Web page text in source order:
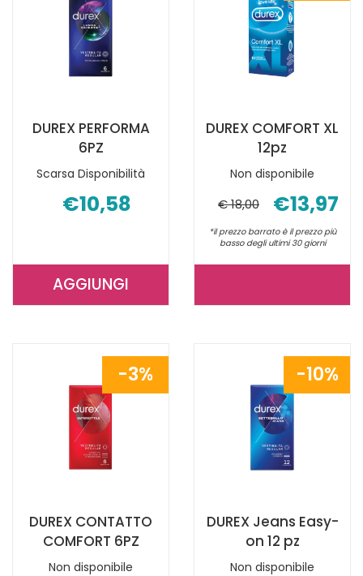
6
PZ AL
CARRELLO
CARRELLO
DUREX PERFORMA
6PZ
Scarsa Disponibilità
€10,58
AGGIUNGIAGGIUNGI DUREX
CARRELLO
DUREX COMFORT XL
12pz
Non disponibile
€ 18,00 €13,97
*il prezzo barrato è il prezzo più
basso degli ultimi 30 giorni
12PZ NON
È
DISPONIBILE
DUREX CONTATTO
COMFORT 6PZ
Non disponibile
3%
DUREX Jeans Easy-
on 12 pz
Non disponibile
10%